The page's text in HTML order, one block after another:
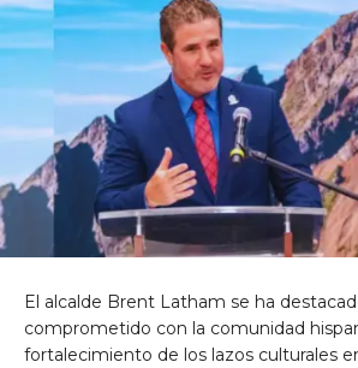
El alcalde Brent Latham se ha
comprometido con la comunidad
fortalecimiento de los lazos culturales